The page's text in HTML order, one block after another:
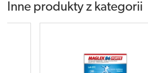
Inne produkty z kategorii